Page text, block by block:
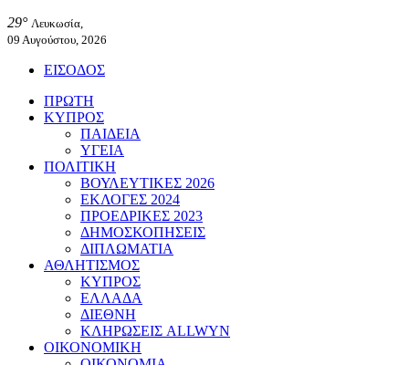
29° Λευκωσία,
09 Αυγούστου, 2026
ΕΙΣΟΔΟΣ
ΠΡΩΤΗ
ΚΥΠΡΟΣ
ΠΑΙΔΕΙΑ
ΥΓΕΙΑ
ΠΟΛΙΤΙΚΗ
ΒΟΥΛΕΥΤΙΚΕΣ 2026
ΕΚΛΟΓΕΣ 2024
ΠΡΟΕΔΡΙΚΕΣ 2023
ΔΗΜΟΣΚΟΠΗΣΕΙΣ
ΔΙΠΛΩΜΑΤΙΑ
ΑΘΛΗΤΙΣΜΟΣ
ΚΥΠΡΟΣ
ΕΛΛΑΔΑ
ΔΙΕΘΝΗ
ΚΛΗΡΩΣΕΙΣ ALLWYN
ΟΙΚΟΝΟΜΙΚΗ